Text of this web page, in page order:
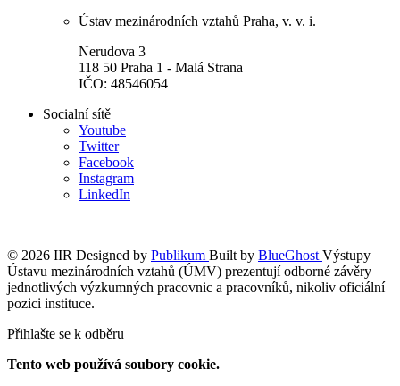
Ústav mezinárodních vztahů Praha, v. v. i.
Nerudova 3
118 50 Praha 1 - Malá Strana
IČO: 48546054
Socialní sítě
Youtube
Twitter
Facebook
Instagram
LinkedIn
© 2026 IIR Designed by Publikum Built by BlueGhost Výstupy
Ústavu mezinárodních vztahů (ÚMV) prezentují odborné závěry
jednotlivých výzkumných pracovnic a pracovníků, nikoliv oficiální
pozici instituce.
Přihlašte se k odběru
Tento web používá soubory cookie.